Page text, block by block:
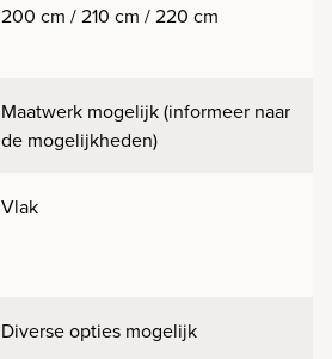
200 cm / 210 cm / 220 cm
Maatwerk mogelijk (informeer naar
de mogelijkheden)
Vlak
Diverse opties mogelijk